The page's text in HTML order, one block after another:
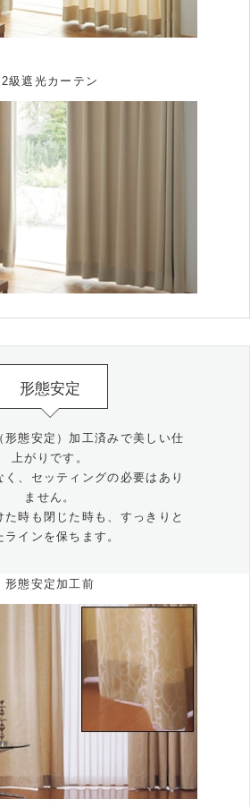
2級遮光カーテン
形態安定
形態安定）加工済みで美しい仕
上がりです。
く、セッティングの必要はあり
ません。
た時も閉じた時も、すっきりと
ラインを保ちます。
形態安定加工前